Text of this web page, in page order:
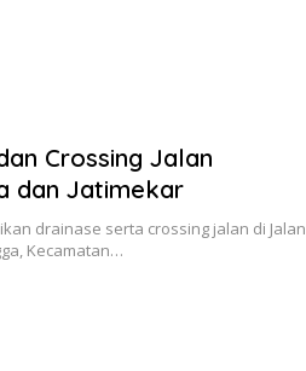
Crossing Jalan
dan Jatimekar
drainase serta crossing jalan di Jalan
Kecamatan…